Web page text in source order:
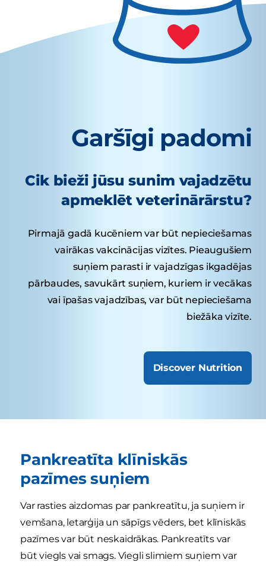
Garšīgi padomi
Cik bieži jūsu sunim vajadzētu
apmeklēt veterinārārstu?
Pirmajā gadā kucēniem var būt nepieciešamas
vairākas vakcinācijas vizītes. Pieaugušiem
suņiem parasti ir vajadzīgas ikgadējas
pārbaudes, savukārt suņiem, kuriem ir vecākas
vai īpašas vajadzības, var būt nepieciešama
biežāka vizīte.
Discover Nutrition
Pankreatīta klīniskās
pazīmes suņiem
Var rasties aizdomas par pankreatītu, ja suņiem ir
vemšana, letarģija un sāpīgs vēders, bet klīniskās
pazīmes var būt neskaidrākas. Pankreatīts var
būt viegls vai smags. Viegli slimiem suņiem var